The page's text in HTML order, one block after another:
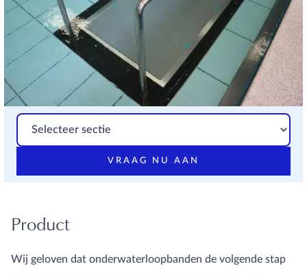
VRAAG NU AAN
Product
Wij geloven dat onderwaterloopbanden de volgende stap